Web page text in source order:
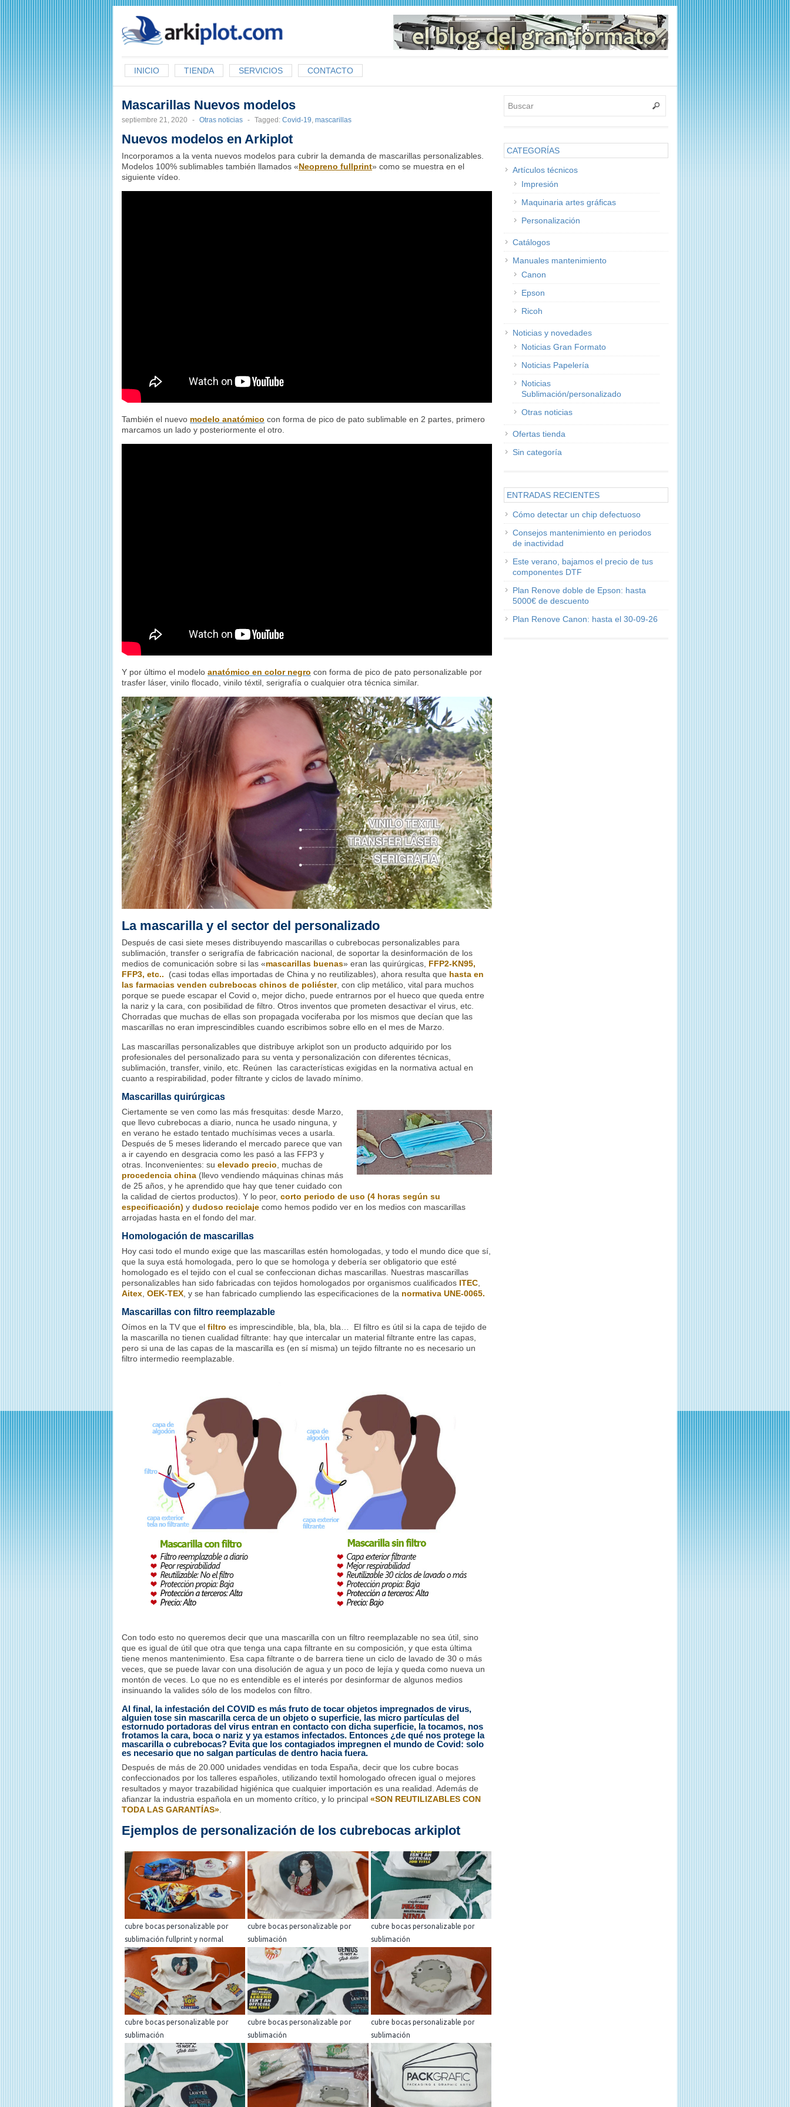
INICIO TIENDA SERVICIOS CONTACTO
Mascarillas Nuevos modelos
septiembre 21, 2020 - Otras noticias - Tagged: Covid-19, mascarillas
Nuevos modelos en Arkiplot
Incorporamos a la venta nuevos modelos para cubrir la demanda de mascarillas personalizables.
Modelos 100% sublimables también llamados «Neopreno fullprint» como se muestra en el
siguiente vídeo.
También el nuevo modelo anatómico con forma de pico de pato sublimable en 2 partes, primero
marcamos un lado y posteriormente el otro.
Y por último el modelo anatómico en color negro con forma de pico de pato personalizable por
trasfer láser, vinilo flocado, vinilo téxtil, serigrafía o cualquier otra técnica similar.
La mascarilla y el sector del personalizado
Después de casi siete meses distribuyendo mascarillas o cubrebocas personalizables para
sublimación, transfer o serigrafía de fabricación nacional, de soportar la desinformación de los
medios de comunicación sobre si las «mascarillas buenas» eran las quirúrgicas, FFP2-KN95,
FFP3, etc..
(casi todas ellas importadas de China y no reutilizables), ahora resulta que hasta en
las farmacias venden cubrebocas chinos de poliéster, con clip metálico, vital para muchos
porque se puede escapar el Covid o, mejor dicho, puede entrarnos por el hueco que queda entre
la nariz y la cara, con posibilidad de filtro. Otros inventos que prometen desactivar el virus, etc.
Chorradas que muchas de ellas son propagada vociferaba por los mismos que decían que las
mascarillas no eran imprescindibles cuando escribimos sobre ello en el mes de Marzo.
Las mascarillas personalizables que distribuye arkiplot son un producto adquirido por los
profesionales del personalizado para su venta y personalización con diferentes técnicas,
sublimación, transfer, vinilo, etc. Reúnen las características exigidas en la normativa actual en
cuanto a respirabilidad, poder filtrante y ciclos de lavado mínimo.
Mascarillas quirúrgicas
Ciertamente se ven como las más fresquitas: desde Marzo,
que llevo cubrebocas a diario, nunca he usado ninguna, y
en verano he estado tentado muchísimas veces a usarla.
Después de 5 meses liderando el mercado parece que van
a ir cayendo en desgracia como les pasó a las FFP3 y
otras. Inconvenientes: su elevado precio, muchas de
procedencia china (llevo vendiendo máquinas chinas más
de 25 años, y he aprendido que hay que tener cuidado con
la calidad de ciertos productos). Y lo peor, corto periodo de uso (4 horas según su
especificación) y dudoso reciclaje como hemos podido ver en los medios con mascarillas
arrojadas hasta en el fondo del mar.
Homologación de mascarillas
Hoy casi todo el mundo exige que las mascarillas estén homologadas, y todo el mundo dice que sí,
que la suya está homologada, pero lo que se homologa y debería ser obligatorio que esté
homologado es el tejido con el cual se confeccionan dichas mascarillas. Nuestras mascarillas
personalizables han sido fabricadas con tejidos homologados por organismos cualificados ITEC,
Aitex, OEK-TEX, y se han fabricado cumpliendo las especificaciones de la normativa UNE-0065.
Mascarillas con filtro reemplazable
Oímos en la TV que el filtro es imprescindible, bla, bla, bla… El filtro es útil si la capa de tejido de
la mascarilla no tienen cualidad filtrante: hay que intercalar un material filtrante entre las capas,
pero si una de las capas de la mascarilla es (en sí misma) un tejido filtrante no es necesario un
filtro intermedio reemplazable.
Con todo esto no queremos decir que una mascarilla con un filtro reemplazable no sea útil, sino
que es igual de útil que otra que tenga una capa filtrante en su composición, y que esta última
tiene menos mantenimiento. Esa capa filtrante o de barrera tiene un ciclo de lavado de 30 o más
veces, que se puede lavar con una disolución de agua y un poco de lejía y queda como nueva un
montón de veces. Lo que no es entendible es el interés por desinformar de algunos medios
insinuando la valides sólo de los modelos con filtro.
Al final, la infestación del COVID es más fruto de tocar objetos impregnados de virus,
alguien tose sin mascarilla cerca de un objeto o superficie, las micro partículas del
estornudo portadoras del virus entran en contacto con dicha superficie, la tocamos, nos
frotamos la cara, boca o nariz y ya estamos infectados. Entonces ¿de qué nos protege la
mascarilla o cubrebocas? Evita que los contagiados impregnen el mundo de Covid: solo
es necesario que no salgan partículas de dentro hacia fuera.
Después de más de 20.000 unidades vendidas en toda España, decir que los cubre bocas
confeccionados por los talleres españoles, utilizando textil homologado ofrecen igual o mejores
resultados y mayor trazabilidad higiénica que cualquier importación es una realidad. Además de
afianzar la industria española en un momento crítico, y lo principal «SON REUTILIZABLES CON
TODA LAS GARANTÍAS»
Ejemplos de personalización de los cubrebocas arkiplot
cubre bocas personalizable por
sublimación fullprint y normal
cubre bocas personalizable por
sublimación
cubre bocas personalizable por
sublimación
cubre bocas personalizable por
sublimación
cubre bocas personalizable por
sublimación
cubre bocas personalizable por
sublimación
CATEGORÍAS
Artículos técnicos
Impresión
Maquinaria artes gráficas
Personalización
Catálogos
Manuales mantenimiento
Canon
Epson
Ricoh
Noticias y novedades
Noticias Gran Formato
Noticias Papelería
Noticias
Sublimación/personalizado
Otras noticias
Ofertas tienda
Sin categoría
ENTRADAS RECIENTES
Cómo detectar un chip defectuoso
Consejos mantenimiento en periodos
de inactividad
Este verano, bajamos el precio de tus
componentes DTF
Plan Renove doble de Epson: hasta
5000€ de descuento
Plan Renove Canon: hasta el 30-09-26